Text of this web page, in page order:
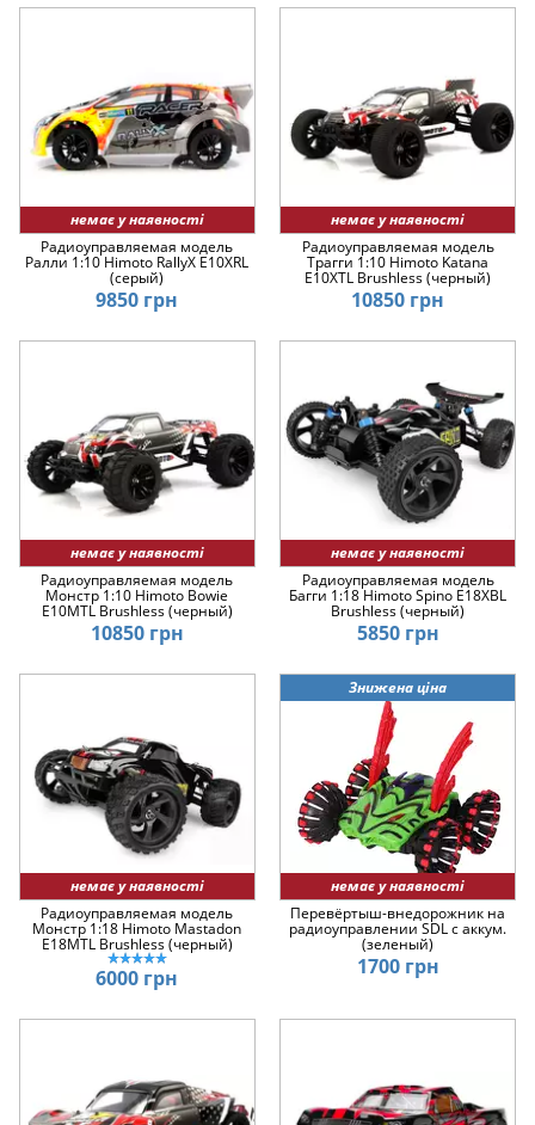
немає у наявності
Радиоуправляемая модель
Ралли 1:10 Himoto RallyX E10XRL
(серый)
9850 грн
немає у наявності
Радиоуправляемая модель
Трагги 1:10 Himoto Katana
E10XTL Brushless (черный)
10850 грн
немає у наявності
Радиоуправляемая модель
Монстр 1:10 Himoto Bowie
E10MTL Brushless (черный)
10850 грн
немає у наявності
Радиоуправляемая модель
Багги 1:18 Himoto Spino E18XBL
Brushless (черный)
5850 грн
немає у наявності
Радиоуправляемая модель
Монстр 1:18 Himoto Mastadon
E18MTL Brushless (черный)
6000 грн
Знижена ціна
немає у наявності
Перевёртыш-внедорожник на
радиоуправлении SDL с аккум.
(зеленый)
1700 грн